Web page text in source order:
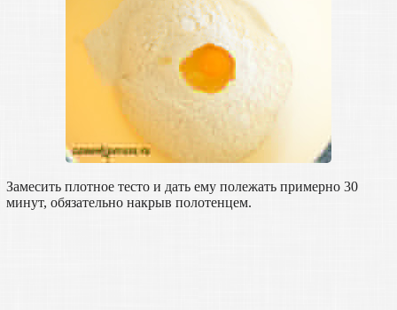
Замесить плотное тесто и дать ему полежать примерно 30
минут, обязательно накрыв полотенцем.